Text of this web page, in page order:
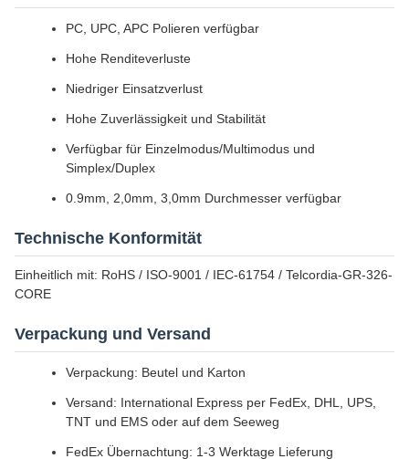
PC, UPC, APC Polieren verfügbar
Hohe Renditeverluste
Niedriger Einsatzverlust
Hohe Zuverlässigkeit und Stabilität
Verfügbar für Einzelmodus/Multimodus und
Simplex/Duplex
0.9mm, 2,0mm, 3,0mm Durchmesser verfügbar
Technische Konformität
Einheitlich mit: RoHS / ISO-9001 / IEC-61754 / Telcordia-GR-326-
CORE
Verpackung und Versand
Verpackung: Beutel und Karton
Versand: International Express per FedEx, DHL, UPS,
TNT und EMS oder auf dem Seeweg
FedEx Übernachtung: 1-3 Werktage Lieferung